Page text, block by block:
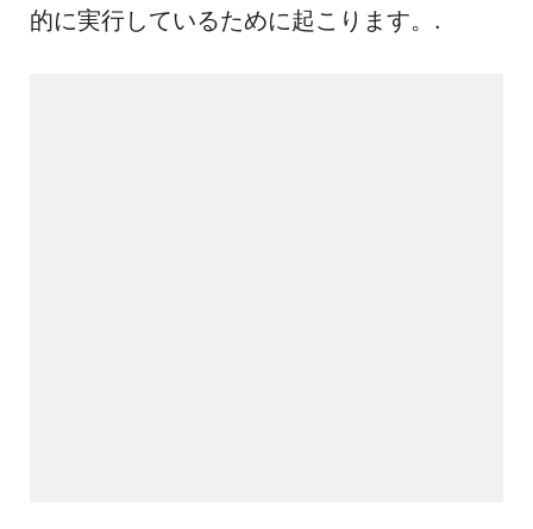
的に実行しているために起こります。.